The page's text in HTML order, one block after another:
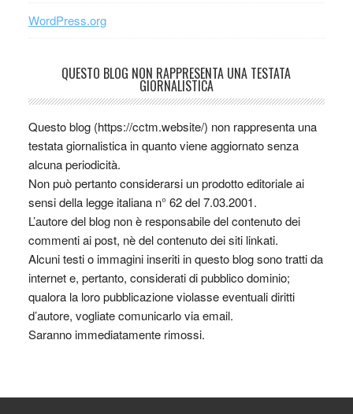
WordPress.org
QUESTO BLOG NON RAPPRESENTA UNA TESTATA
GIORNALISTICA
Questo blog (https://cctm.website/) non rappresenta una
testata giornalistica in quanto viene aggiornato senza
alcuna periodicità.
Non può pertanto considerarsi un prodotto editoriale ai
sensi della legge italiana n° 62 del 7.03.2001.
L’autore del blog non è responsabile del contenuto dei
commenti ai post, nè del contenuto dei siti linkati.
Alcuni testi o immagini inseriti in questo blog sono tratti da
internet e, pertanto, considerati di pubblico dominio;
qualora la loro pubblicazione violasse eventuali diritti
d’autore, vogliate comunicarlo via email.
Saranno immediatamente rimossi.